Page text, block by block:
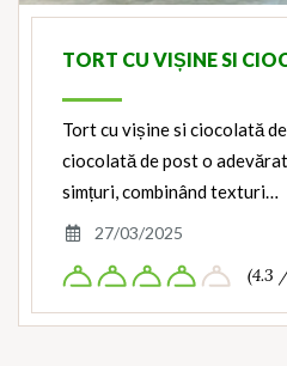
TORT CU VIȘINE SI
Tort cu vișine si ciocolată
ciocolată de post o
simțuri, combinând texturi…
27/03/2025
(4.3